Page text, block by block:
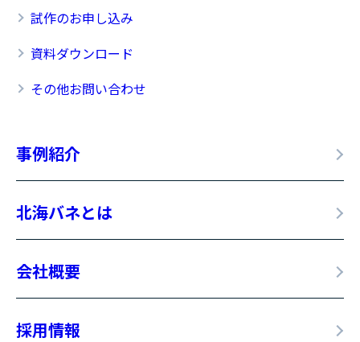
試作のお申し込み
資料ダウンロード
その他お問い合わせ
事例紹介
北海バネとは
会社概要
採用情報